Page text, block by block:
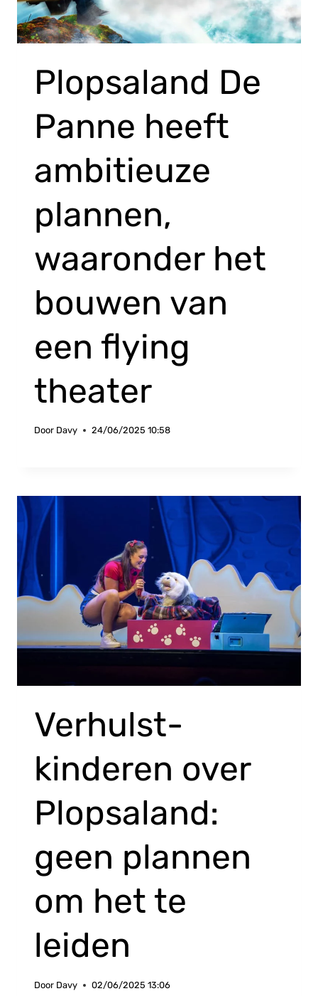
Plopsaland De
Panne heeft
ambitieuze
plannen,
waaronder het
bouwen van
een flying
theater
Door Davy 24/06/2025 10:58
Verhulst-
kinderen over
Plopsaland:
geen plannen
om het te
leiden
Door Davy 02/06/2025 13:06